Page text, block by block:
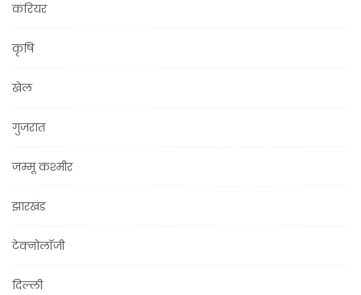
करियर
कृषि
खेल
गुजरात
जम्मू कश्मीर
झारखंड
टेक्नोलॉजी
दिल्ली